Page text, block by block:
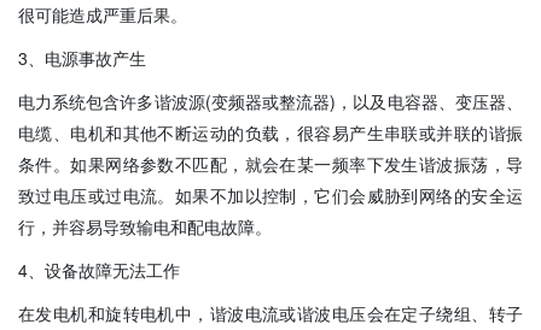
很可能造成严重后果。
3、电源事故产生
电力系统包含许多谐波源(变频器或整流器)，以及电容器、变压器、
电缆、电机和其他不断运动的负载，很容易产生串联或并联的谐振
条件。如果网络参数不匹配，就会在某一频率下发生谐波振荡，导
致过电压或过电流。如果不加以控制，它们会威胁到网络的安全运
行，并容易导致输电和配电故障。
4、设备故障无法工作
在发电机和旋转电机中，谐波电流或谐波电压会在定子绕组、转子